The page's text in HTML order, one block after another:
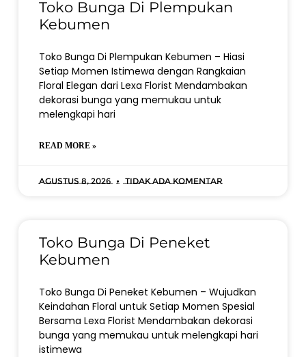
Toko Bunga Di Plempukan
Kebumen
Toko Bunga Di Plempukan Kebumen – Hiasi
Setiap Momen Istimewa dengan Rangkaian
Floral Elegan dari Lexa Florist Mendambakan
dekorasi bunga yang memukau untuk
melengkapi hari
READ MORE »
Agustus 8, 2026 Tidak ada komentar
Toko Bunga Di Peneket
Kebumen
Toko Bunga Di Peneket Kebumen – Wujudkan
Keindahan Floral untuk Setiap Momen Spesial
Bersama Lexa Florist Mendambakan dekorasi
bunga yang memukau untuk melengkapi hari
istimewa